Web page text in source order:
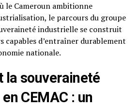
le Cameroun ambitionne
le parcours du groupe
industrielle se construit
capables d’entraîner durablement
nationale.
la souveraineté
CEMAC : un